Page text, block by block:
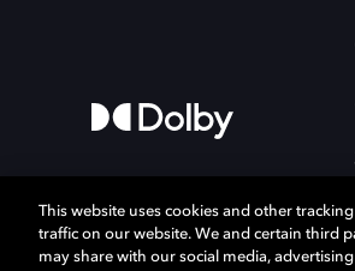
This website uses cookies and other
traffic on our website. We and certain third
may share with our social media,